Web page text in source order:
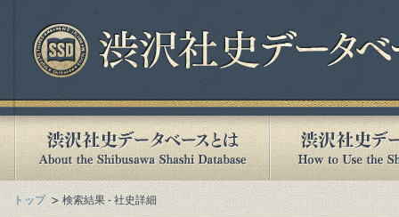
トップ 検索結果 - 社史詳細